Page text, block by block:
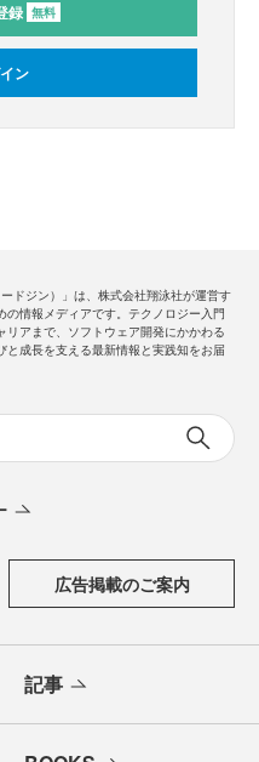
録 無料
ン
ードジン）」は、株式会社翔泳社が運営す
の情報メディアです。テクノロジー入門
リアまで、ソフトウェア開発にかかわる
と成長を支える最新情報と実践知をお届
広告掲載のご案内
記事